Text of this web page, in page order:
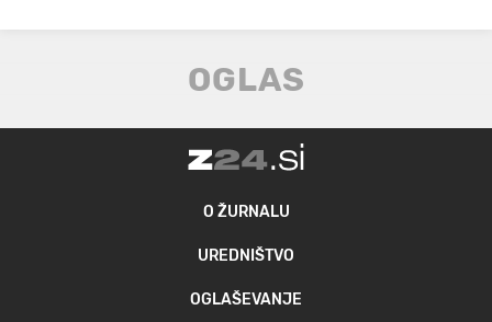
O ŽURNALU
UREDNIŠTVO
OGLAŠEVANJE